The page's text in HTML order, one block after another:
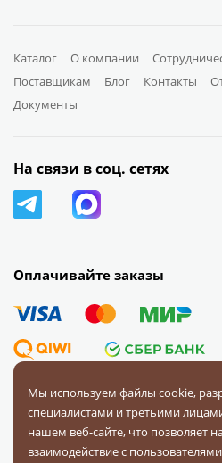
Каталог О компании
Поставщикам
Блог Контакты
Документы
Оплачивайте заказы
На связи в соц. сетях
© 2008 — 2026 Первая Фурнитурная
защищены.
Мы используем файлы cookie,
специалистами и третьими
нашем веб-сайте, что позволяет
взаимодействие с